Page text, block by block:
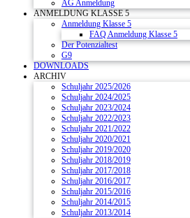
AG Anmeldung
ANMELDUNG KLASSE 5
Anmeldung Klasse 5
FAQ Anmeldung Klasse 5
Der Potenzialtest
G9
DOWNLOADS
ARCHIV
Schuljahr 2025/2026
Schuljahr 2024/2025
Schuljahr 2023/2024
Schuljahr 2022/2023
Schuljahr 2021/2022
Schuljahr 2020/2021
Schuljahr 2019/2020
Schuljahr 2018/2019
Schuljahr 2017/2018
Schuljahr 2016/2017
Schuljahr 2015/2016
Schuljahr 2014/2015
Schuljahr 2013/2014